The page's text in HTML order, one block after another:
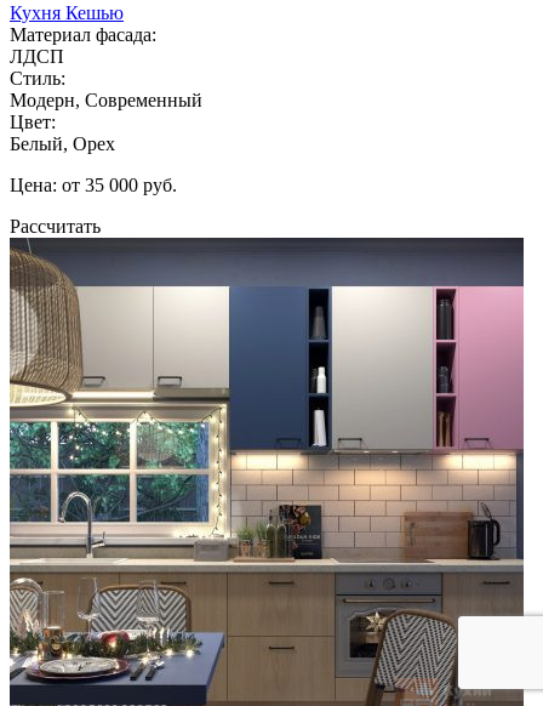
Кухня Кешью
Материал фасада:
ЛДСП
Стиль:
Модерн, Современный
Цвет:
Белый, Орех
Цена: от 35 000 руб.
Рассчитать